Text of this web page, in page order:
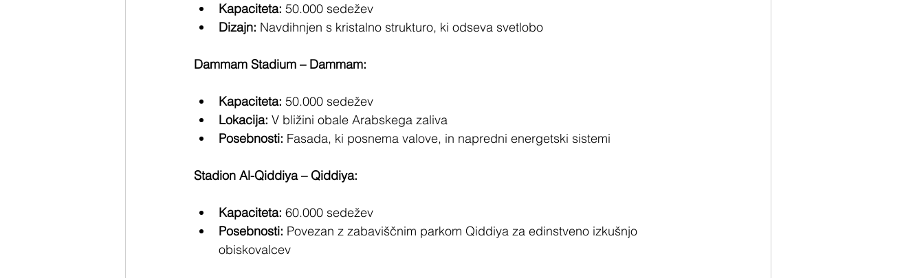
Kapaciteta: 50.000 sedežev
Dizajn: Navdihnjen s kristalno strukturo, ki odseva svetlobo
Dammam Stadium – Dammam:
Kapaciteta: 50.000 sedežev
Lokacija: V bližini obale Arabskega zaliva
Posebnosti: Fasada, ki posnema valove, in napredni energetski sistemi
Stadion Al-Qiddiya – Qiddiya:
Kapaciteta: 60.000 sedežev
Posebnosti: Povezan z zabaviščnim parkom Qiddiya za edinstveno izkušnjo
obiskovalcev